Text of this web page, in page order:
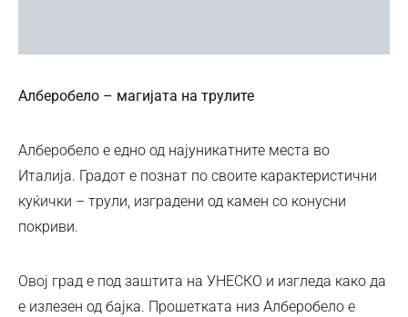
Алберобело – магијата на трулите
Алберобело е едно од најуникатните места во
Италија. Градот е познат по своите карактеристични
куќички – трули, изградени од камен со конусни
покриви.
Овој град е под заштита на УНЕСКО и изгледа како да
е излезен од бајка. Прошетката низ Алберобело е